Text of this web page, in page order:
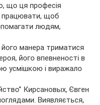
що ця професія
працювати, щоб
людям,
манера триматися
його впевненості в
усмішкою і виражало
Кирсановых, Євген
Виявляється,